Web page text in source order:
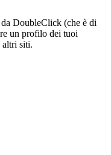
DoubleClick (che è di
un profilo dei tuoi
altri siti.